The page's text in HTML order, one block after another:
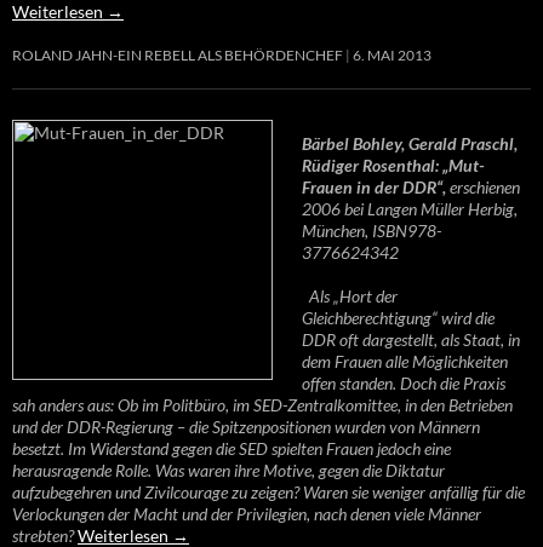
Weiterlesen →
ROLAND JAHN-EIN REBELL ALS BEHÖRDENCHEF 6. MAI 2013
Bärbel Bohley, Gerald Praschl,
Rüdiger Rosenthal: „Mut-
Frauen in der DDR“,erschienen
2006 bei Langen Müller Herbig,
München, ISBN978-
3776624342
Als „Hort der
Gleichberechtigung“ wird die
DDR oft dargestellt, als Staat, in
dem Frauen alle Möglichkeiten
offen standen. Doch die Praxis
sah anders aus: Ob im Politbüro, im SED-Zentralkomittee, in den Betrieben
und der DDR-Regierung – die Spitzenpositionen wurden von Männern
besetzt. Im Widerstand gegen die SED spielten Frauen jedoch eine
herausragende Rolle. Was waren ihre Motive, gegen die Diktatur
aufzubegehren und Zivilcourage zu zeigen? Waren sie weniger anfällig für die
Verlockungen der Macht und der Privilegien, nach denen viele Männer
strebten?Weiterlesen →